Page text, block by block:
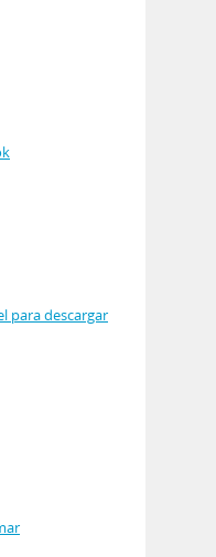
para descargar